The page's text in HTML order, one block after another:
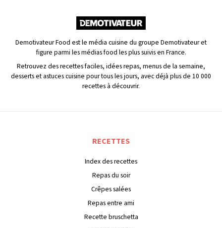
Demotivateur Food est le média cuisine du groupe Demotivateur et
figure parmi les médias food les plus suivis en France.
Retrouvez des recettes faciles, idées repas, menus de la semaine,
desserts et astuces cuisine pour tous les jours, avec déjà plus de 10 000
recettes à découvrir.
RECETTES
Index des recettes
Repas du soir
Crêpes salées
Repas entre ami
Recette bruschetta